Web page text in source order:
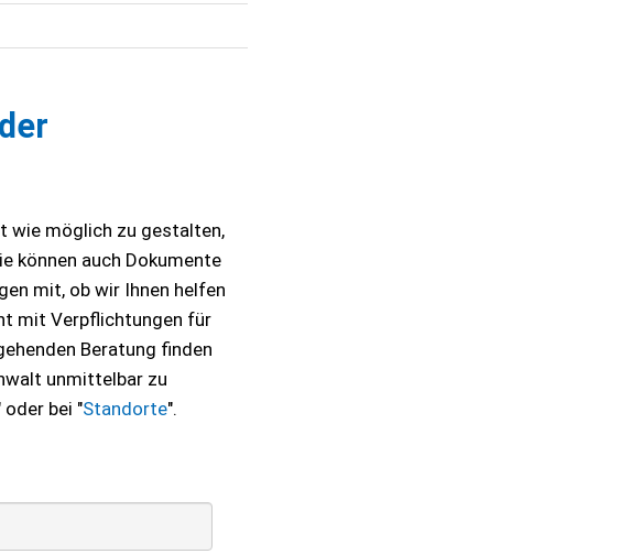
wie möglich zu gestalten,
können auch Dokumente
mit, ob wir Ihnen helfen
mit Verpflichtungen für
Beratung finden
unmittelbar zu
oder bei "Standorte".